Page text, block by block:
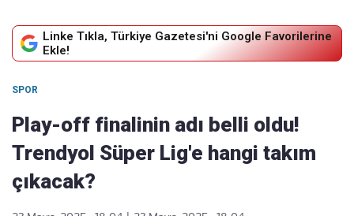
Linke Tıkla, Türkiye Gazetesi'ni Google Favorilerine
Ekle!
SPOR
Play-off finalinin adı belli oldu!
Trendyol Süper Lig'e hangi takım
çıkacak?